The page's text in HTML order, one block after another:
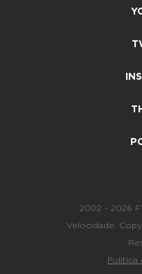
2002 - 2026
Velocidade.
Política